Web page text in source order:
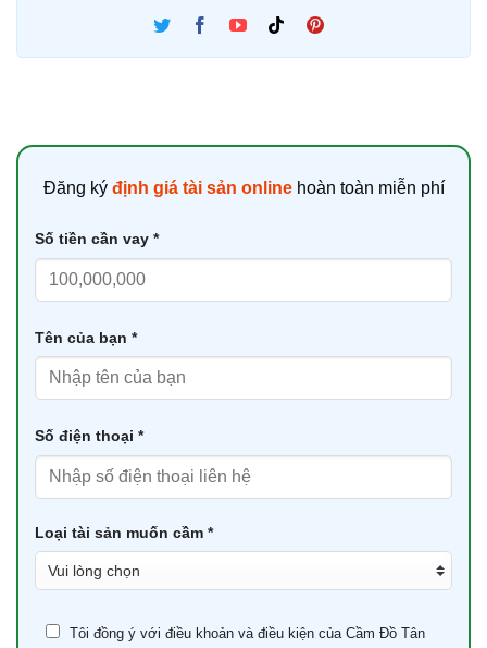
Đăng ký định giá tài sản onlinehoàn toàn miễn phí
Số tiền cần vay *
Tên của bạn *
Số điện thoại *
Loại tài sản muốn cầm *
Tôi đồng ý với điều khoản và điều kiện của Cầm Đồ Tân